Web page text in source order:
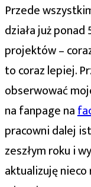
Przede
działa już
projektów –
to coraz lepiej.
obserwować
na fanpage na
pracowni dalej
zeszłym roku i
aktualizuję